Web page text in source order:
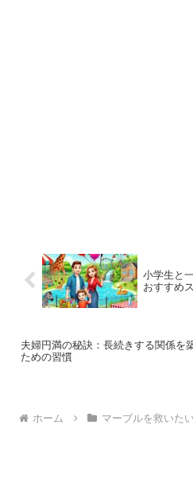
小学生と
おすすめ
夫婦円満の秘訣：長続きする関係を
ための習慣
ホーム マーブルを救いたい